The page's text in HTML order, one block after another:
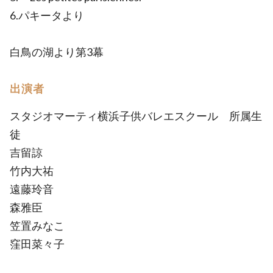
6.パキータより
白鳥の湖より第3幕
出演者
スタジオマーティ横浜子供バレエスクール 所属生
徒
吉留諒
竹内大祐
遠藤玲音
森雅臣
笠置みなこ
窪田菜々子